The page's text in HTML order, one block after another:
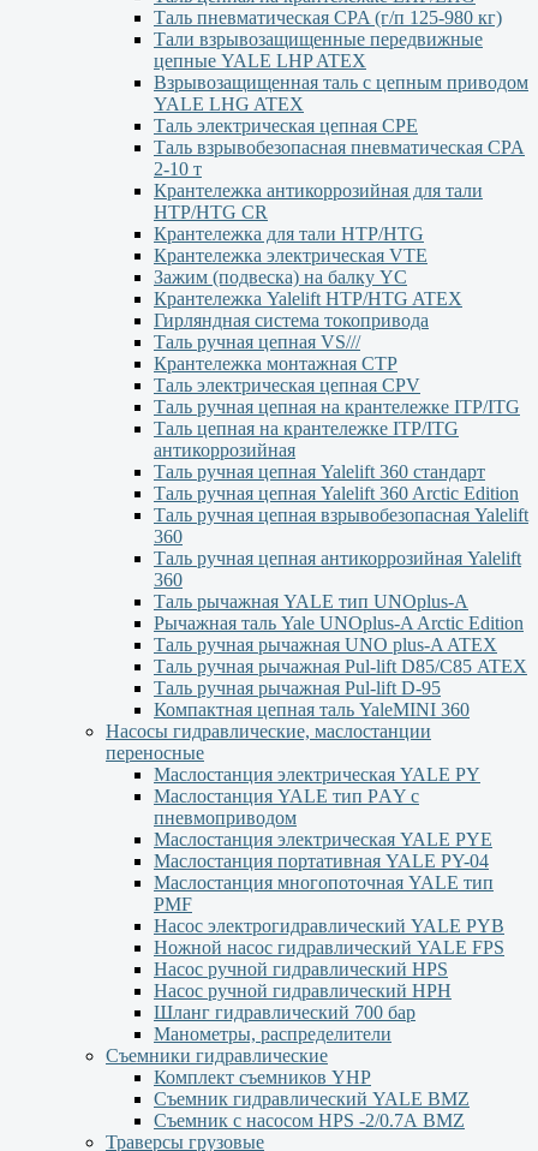
Таль пневматическая CPA (г/п 125-980 кг)
Тали взрывозащищенные передвижные
цепные YALE LHP ATEX
Взрывозащищенная таль с цепным приводом
YALE LHG ATEX
Таль электрическая цепная CPE
Таль взрывобезопасная пневматическая CPA
2-10 т
Крантележка антикоррозийная для тали
HTP/HTG CR
Крантележка для тали HTP/HTG
Крантележка электрическая VTE
Зажим (подвеска) на балку YC
Крантележка Yalelift НТР/НТG ATEX
Гирляндная система токопривода
Таль ручная цепная VS///
Крантележка монтажная СТР
Таль электрическая цепная CPV
Таль ручная цепная на крантележке ITP/ITG
Таль цепная на крантележке ITP/ITG
антикоррозийная
Таль ручная цепная Yalelift 360 стандарт
Таль ручная цепная Yalelift 360 Arctic Edition
Таль ручная цепная взрывобезопасная Yalelift
360
Таль ручная цепная антикоррозийная Yalelift
360
Таль рычажная YALE тип UNOplus-A
Рычажная таль Yale UNOplus-A Arctic Edition
Таль ручная рычажная UNO plus-A ATEX
Таль ручная рычажная Pul-lift D85/С85 ATEX
Таль ручная рычажная Pul-lift D-95
Компактная цепная таль YaleMINI 360
Насосы гидравлические, маслостанции
переносные
Маслостанция электрическая YALE PY
Маслостанция YALE тип PАY с
пневмоприводом
Маслостанция электрическая YALE PYЕ
Маслостанция портативная YALE PY-04
Маслостанция многопоточная YALE тип
PMF
Насос электрогидравлический YALE PYB
Ножной насос гидравлический YALE FPS
Насос ручной гидравлический HPS
Насос ручной гидравлический HPН
Шланг гидравлический 700 бар
Манометры, распределители
Съемники гидравлические
Комплект съемников YHP
Съемник гидравлический YALE BMZ
Съемник с насосом HPS -2/0.7А BMZ
Траверсы грузовые